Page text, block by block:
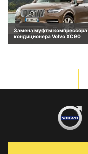
Замена муфты компрессора
кондиционера Volvo XC90